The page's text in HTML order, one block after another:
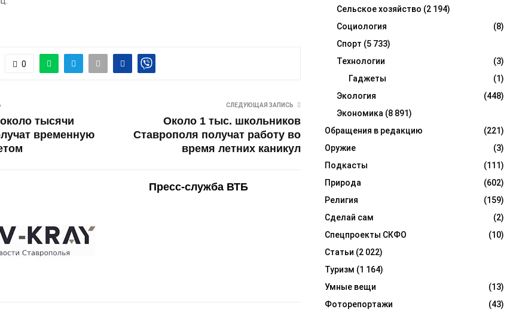
0
тысячи
временную
СЛЕДУЮЩАЯ ЗАПИСЬ
Около 1 тыс. школьников
Ставрополя получат работу во
время летних каникул
Пресс-служба ВТБ
Сельское хозяйство (2 194)
Социология
(8)
Спорт (5 733)
Технологии
(3)
Гаджеты
(1)
Экология
(448)
Экономика (8 891)
Обращения в редакцию
(221)
Оружие
(3)
Подкасты
(111)
Природа
(602)
Религия
(159)
Сделай сам
(2)
Спецпроекты СКФО
(10)
Статьи (2 022)
Туризм (1 164)
Умные вещи
(13)
Фоторепортажи
(43)